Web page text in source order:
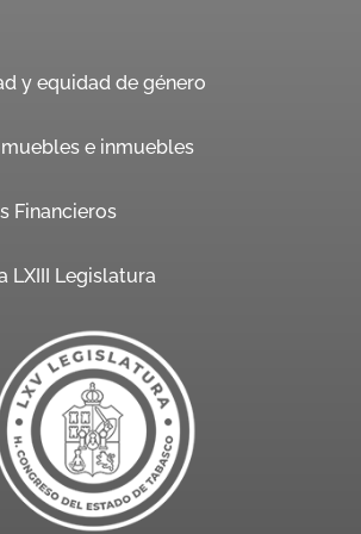
y equidad de género
e inmuebles
Financieros
LXIII Legislatura